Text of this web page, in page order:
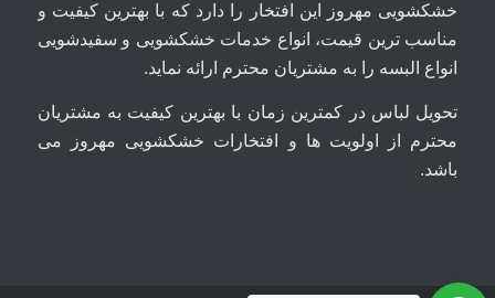
خشکشویی مهروز این افتخار را دارد که با بهترین کیفیت و
مناسب ترین قیمت، انواع خدمات خشکشویی و سفیدشویی
انواع البسه را به مشتریان محترم ارائه نماید.
تحویل لباس در کمترین زمان با بهترین کیفیت به مشتریان
محترم از اولویت ها و افتخارات خشکشویی مهروز می
باشد.